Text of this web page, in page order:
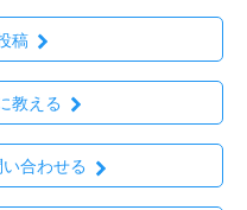
稿
教える
合わせる